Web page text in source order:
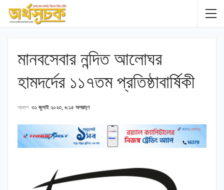
মানবসেবার নন্দিত আলোঘর
হামদর্দের ১১৭তম প্রতিষ্ঠাবার্ষিকী
প্রকাশ ৩১ জুলাই ২০২৩, ৬:১৫ অপরাহ্ণ